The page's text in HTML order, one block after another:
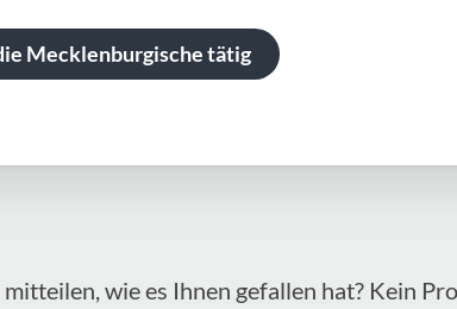
Mecklenburgische tätig
wie es Ihnen gefallen hat? Kein